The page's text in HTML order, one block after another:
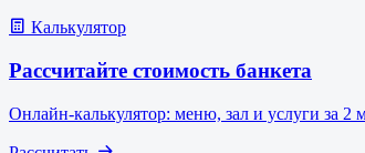
Калькулятор
Рассчитайте стоимость банкета
Онлайн-калькулятор: меню, зал и услуги за 2